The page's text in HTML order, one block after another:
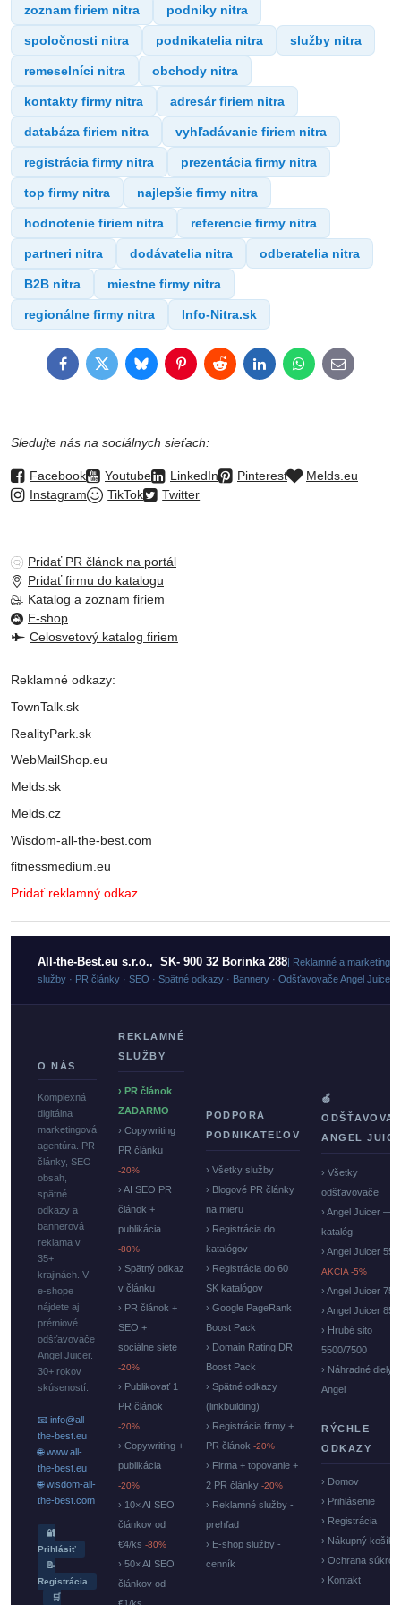
zoznam firiem nitra podniky nitra
spoločnosti nitra podnikatelia nitra služby nitra
remeselníci nitra obchody nitra
kontakty firmy nitra adresár firiem nitra
databáza firiem nitra vyhľadávanie firiem nitra
registrácia firmy nitra prezentácia firmy nitra
top firmy nitra najlepšie firmy nitra
hodnotenie firiem nitra referencie firmy nitra
partneri nitra dodávatelia nitra odberatelia nitra
B2B nitra miestne firmy nitra
regionálne firmy nitra Info-Nitra.sk
FacebookTwitterBlueskyPinterestRedditLinkedInWhatsApp
E-
mail
Sledujte nás na sociálnych sieťach:
Facebook Youtube LinkedIn Pinterest
Melds.eu
Instagram
TikTok Twitter
Pridať PR článok na portál
Pridať firmu do katalogu
Katalog a zoznam firiem
E-shop
Celosvetový katalog firiem
Reklamné odkazy:
TownTalk.sk
RealityPark.sk
WebMailShop.eu
Melds.sk
Melds.cz
Wisdom-all-the-best.com
fitnessmedium.eu
Pridať reklamný odkaz
All-the-Best.eu s.r.o., SK- 900 32 Borinka 288| Reklamné a
služby · PR články · SEO · Spätné odkazy · Bannery · Odšťavovače Angel Juicer
O NÁS
Komplexná
digitálna
marketingová
agentúra. PR
články, SEO
obsah,
spätné
odkazy a
bannerová
reklama v
35+
krajinách. V
e-shope
nájdete aj
prémiové
odšťavovače
Angel Juicer.
30+ rokov
skúseností.
📧 info@all-
the-best.eu
🌐 www.all-
the-best.eu
🌐 wisdom-all-
the-best.com
🔐
Prihlásiť
📝
Registrácia
🛒
REKLAMNÉ
SLUŽBY
› PR článok
ZADARMO
› Copywriting
PR článku
-20%
› AI SEO PR
článok +
publikácia
-80%
› Spätný odkaz
v článku
› PR článok +
SEO +
sociálne siete
-20%
› Publikovať 1
PR článok
-20%
› Copywriting +
publikácia
-20%
› 10× AI SEO
článkov od
€4/ks -80%
› 50× AI SEO
článkov od
PODPORA
PODNIKATEĽOV
› Všetky služby
› Blogové PR články
na mieru
› Registrácia do
katalógov
› Registrácia do 60
SK katalógov
› Google PageRank
Boost Pack
› Domain Rating DR
Boost Pack
› Spätné odkazy
(linkbuilding)
› Registrácia firmy +
PR článok -20%
› Firma + topovanie +
2 PR články -20%
› Reklamné služby -
prehľad
› E-shop služby -
cenník
🍏
ANGEL
› Všetky
odšťavovače
› Angel Juicer —
katalóg
› Angel Juicer
AKCIA -5%
› Angel Juicer
› Angel Juicer
› Hrubé sito
5500/7500
› Náhradné diely
Angel
RÝCHLE
ODKAZY
› Domov
› Prihlásenie
› Registrácia
› Nákupný košík
› Ochrana
› Kontakt